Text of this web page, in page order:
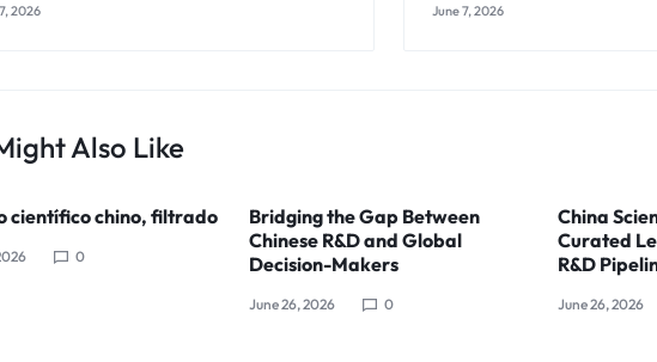
2026 June 7, 2026
Also Like
científico chino, filtrado
0
Bridging the Gap Between
Chinese R&D and Global
Decision-Makers
June 26, 2026 0
China
Curated
R&D
June 26, 2026